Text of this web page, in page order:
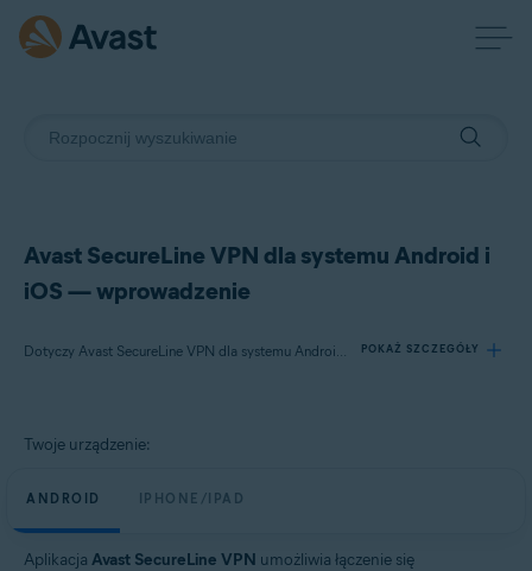
Avast SecureLine VPN dla systemu Android i
iOS — wprowadzenie
Dotyczy Avast SecureLine VPN dla systemu Android, Avast SecureLine VPN dla systemu iOS POKAŻ SZCZEGÓŁY
Produkty:
Avast SecureLine VPN 6.x dla systemu iOS
Twoje urządzenie:
ANDROID IPHONE/IPAD
Aplikacja Avast SecureLine VPN umożliwia łączenie się